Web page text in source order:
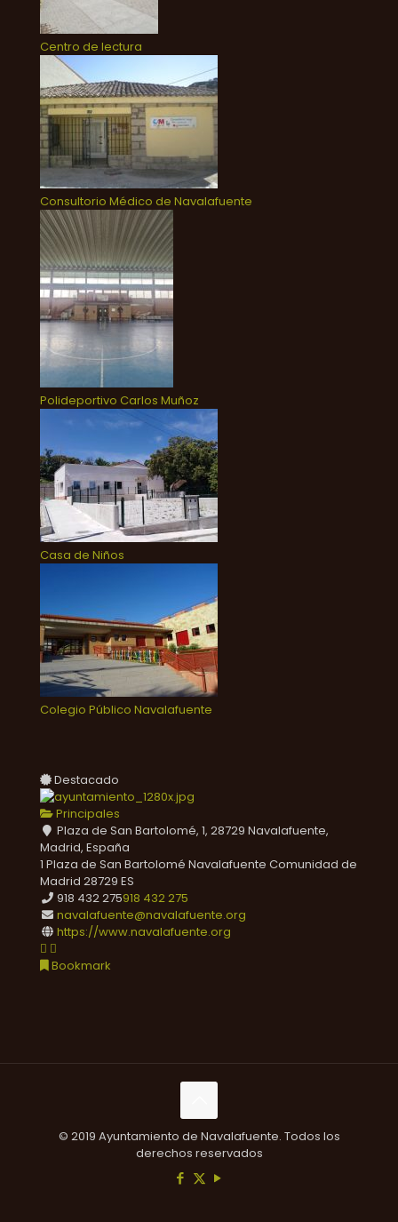
Centro de lectura
Consultorio Médico de Navalafuente
Polideportivo Carlos Muñoz
Casa de Niños
Colegio Público Navalafuente
Destacado
Principales
Plaza de San Bartolomé, 1, 28729 Navalafuente,
Madrid, España
1 Plaza de San Bartolomé Navalafuente Comunidad de
Madrid 28729 ES
918 432 275918 432 275
navalafuente@navalafuente.org
https://www.navalafuente.org
Bookmark
© 2019 Ayuntamiento de Navalafuente. Todos los
derechos reservados